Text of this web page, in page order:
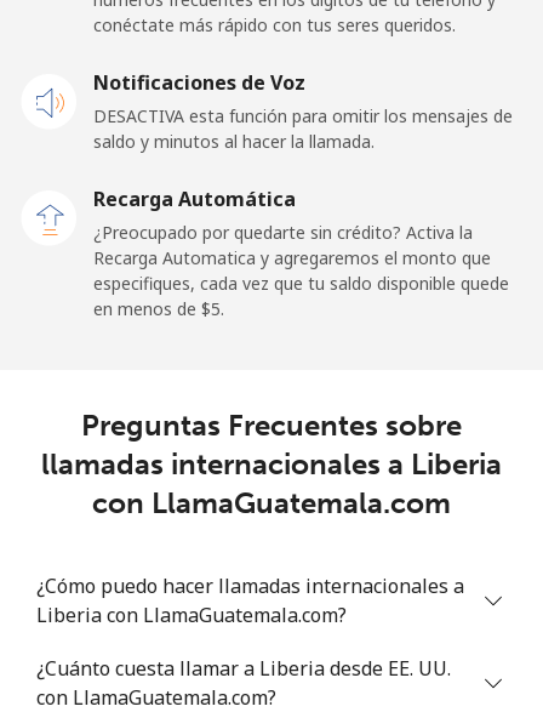
⁦48.5¢⁩ 20 min por ⁦$10⁩
Celular ⁦39.9¢⁩ 25 min por ⁦$10⁩
Liechtenstein
Celular ⁦13.9¢⁩ 71 min por ⁦$10⁩
Lithuania
Celular ⁦5.9¢⁩ 169 min por ⁦$10⁩ ⁦6¢⁩
Luxembourg
conéctate más rápido con tus seres queridos.
Notificaciones de Voz
DESACTIVA esta función para omitir los mensajes de
saldo y minutos al hacer la llamada.
Recarga Automática
¿Preocupado por quedarte sin crédito? Activa la
Recarga Automatica y agregaremos el monto que
especifiques, cada vez que tu saldo disponible quede
en menos de ⁦$5⁩.
Preguntas Frecuentes sobre
llamadas internacionales a Liberia
con LlamaGuatemala.com
¿Cómo puedo hacer llamadas internacionales a
Liberia con LlamaGuatemala.com?
¿Cuánto cuesta llamar a Liberia desde EE. UU.
con LlamaGuatemala.com?